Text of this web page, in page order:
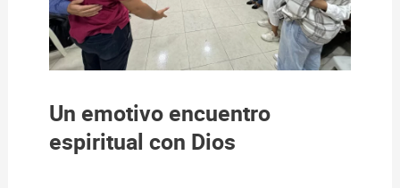
Un emotivo encuentro
espiritual con Dios